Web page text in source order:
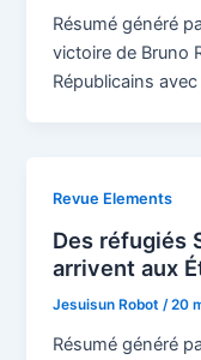
Résumé généré
victoire de Bruno
Républicains
Revue Elements
Des réfugiés
arrivent aux
Jesuisun Robot /20
Résumé généré